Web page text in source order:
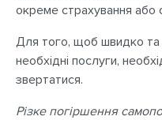
окреме страхування або
Для того, щоб швидко
необхідні послуги,
звертатися.
Різке погіршення